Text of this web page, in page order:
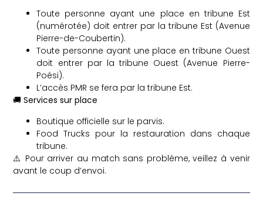
Toute personne ayant une place en tribune Est
(numérotée) doit entrer par la tribune Est (Avenue
Pierre-de-Coubertin).
Toute personne ayant une place en tribune Ouest
doit entrer par la tribune Ouest (Avenue Pierre-
Poési).
L’accès PMR se fera par la tribune Est.
🚚Services sur place
Boutique officielle sur le parvis.
Food Trucks pour la restauration dans chaque
tribune.
⚠️ Pour arriver au match sans problème, veillez à venir
avant le coup d’envoi.